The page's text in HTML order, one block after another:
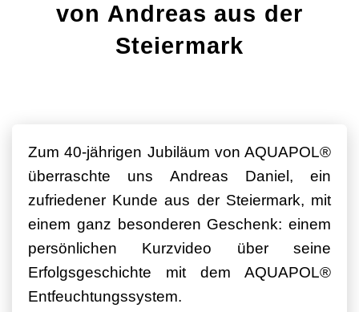
von Andreas aus der
Steiermark
Zum 40-jährigen Jubiläum von AQUAPOL®
überraschte uns Andreas Daniel, ein
zufriedener Kunde aus der Steiermark, mit
einem ganz besonderen Geschenk: einem
persönlichen Kurzvideo über seine
Erfolgsgeschichte mit dem AQUAPOL®
Entfeuchtungssystem.